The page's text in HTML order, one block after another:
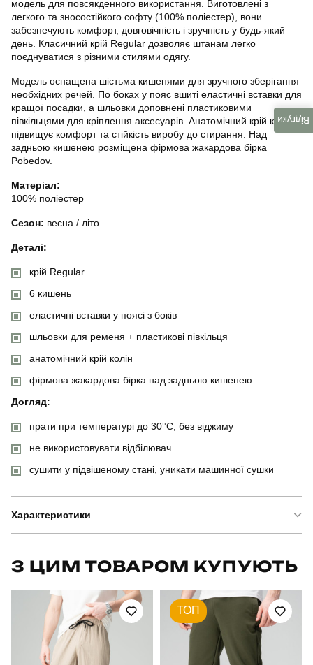
модель для повсякденного використання. Виготовлені з
легкого та зносостійкого софту (100% поліестер), вони
забезпечують комфорт, довговічність і зручність у будь-який
день. Класичний крій Regular дозволяє штанам легко
поєднуватися з різними стилями одягу.
Модель оснащена шістьма кишенями для зручного зберігання
необхідних речей. По боках у пояс вшиті еластичні вставки для
кращої посадки, а шльовки доповнені пластиковими
півкільцями для кріплення аксесуарів. Анатомічний крій колін
підвищує комфорт та стійкість виробу до стирання. Над
задньою кишенею розміщена фірмова жакардова бірка
Pobedov.
Матеріал:
100% поліестер
Сезон: весна / літо
Деталі:
крій Regular
6 кишень
еластичні вставки у поясі з боків
шльовки для ременя + пластикові півкільця
анатомічний крій колін
фірмова жакардова бірка над задньою кишенею
Догляд:
прати при температурі до 30°C, без віджиму
не використовувати відбілювач
сушити у підвішеному стані, уникати машинної сушки
Характеристики
Артикул PNcr2386Ldb
Призначення
З ЦИМ ТОВАРОМ КУПУЮТЬ
ТОП
Відгуки